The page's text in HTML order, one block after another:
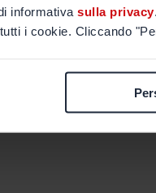
informativa sulla privacy.
i cookie. Cliccando